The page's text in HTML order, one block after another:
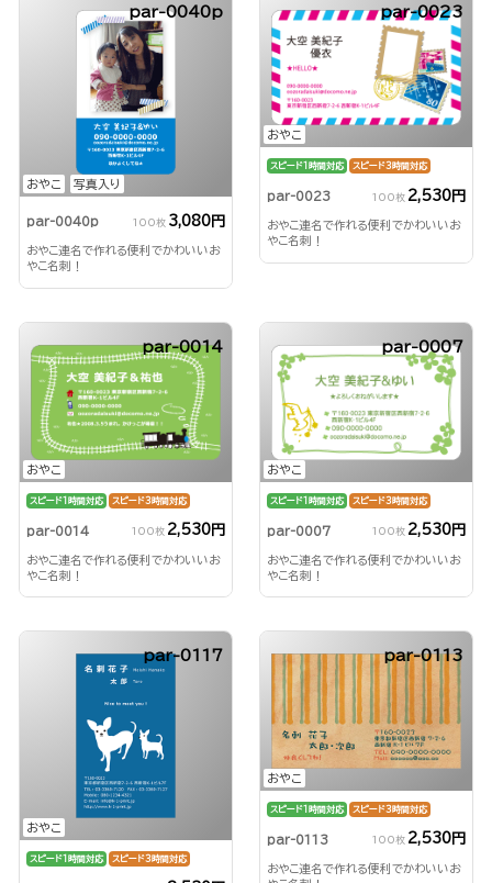
おやこ 写真入り
par-0040p
par-0040p 100枚 3,080円
おやこ連名で作れる便利でかわいいお
やこ名刺！
おやこ
par-0023
スピード1時間対応 スピード3時間対応
par-0023 100枚 2,530円
おやこ連名で作れる便利でかわいいお
やこ名刺！
おやこ
par-0014
スピード1時間対応 スピード3時間対応
par-0014 100枚 2,530円
おやこ連名で作れる便利でかわいいお
やこ名刺！
おやこ
par-0007
スピード1時間対応 スピード3時間対応
par-0007 100枚 2,530円
おやこ連名で作れる便利でかわいいお
やこ名刺！
おやこ
par-0117
スピード1時間対応 スピード3時間対応
おやこ
par-0113
スピード1時間対応 スピード3時間対応
par-0113 100枚 2,530円
おやこ連名で作れる便利でかわいいお